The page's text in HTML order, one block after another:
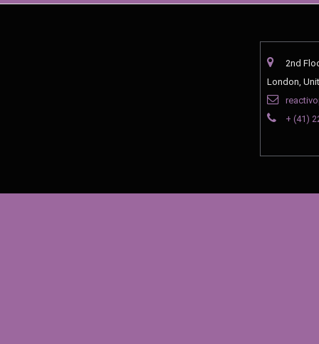
2nd
London,
+ (41)